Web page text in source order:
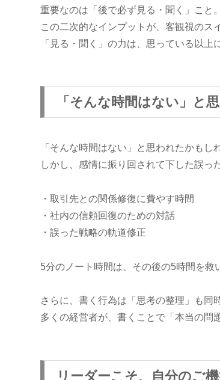
重要なのは「後で必ず見る・聞く」こと。
この二次的なインプットが、客観視のス
「見る・聞く」の力は、思っている以上
「そんな時間はない」と
「そんな時間はない」と思われたかもし
しかし、感情に振り回されて下した誤っ
・取引先との関係修復に費やす時間
・社内の信頼回復のための対話
・誤った戦略の軌道修正
5分のノート時間は、その後の5時間を救
さらに、書く行為は「思考の整理」も同
多くの経営者が、書くことで「本当の問
リーダーこそ、自分のご